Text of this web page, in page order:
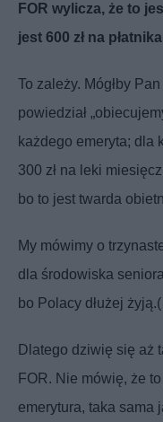
FOR wylicza, że to
jest 600 zł na
To zależy. Mógłby
powiedział
każdego emeryta; dla
300 zł na leki
bo to jest twarda
My mówimy o
dla środowiska
bo Polacy dłużej
Dlatego dziwię się aż
FOR. Nie mówię, że
emerytura, taka sama